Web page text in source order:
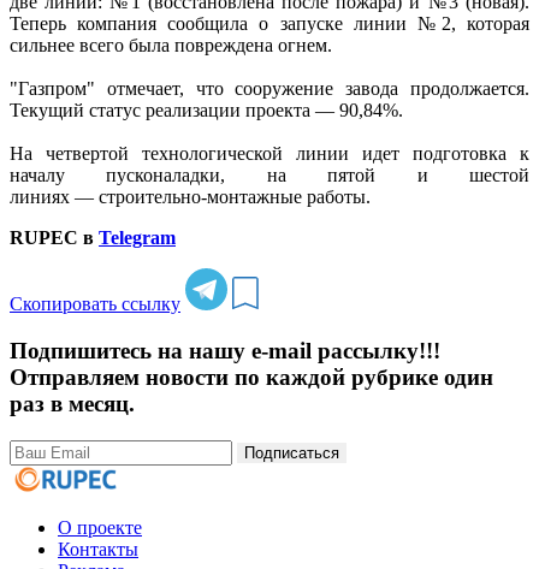
Теперь компания сообщила о запуске линии №2, которая
сильнее всего была повреждена огнем.
"Газпром" отмечает, что сооружение завода продолжается.
Текущий статус реализации проекта — 90,84%.
На четвертой технологической линии идет подготовка к
началу пусконаладки, на пятой и шестой
линиях — строительно-монтажные работы.
RUPEC в Telegram
Скопировать ссылку
Подпишитесь на нашу e-mail рассылку!!!
Отправляем новости по каждой рубрике один
раз в месяц.
Подписаться
О проекте
Контакты